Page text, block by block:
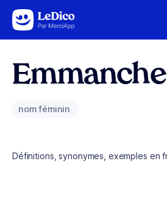
Aller au contenu
Emmanche
nom féminin
Définitions, synonymes, exemples en